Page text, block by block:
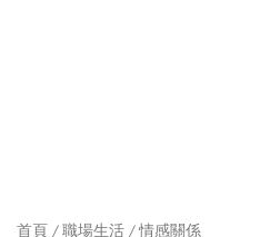
首頁 職場生活 情感關係